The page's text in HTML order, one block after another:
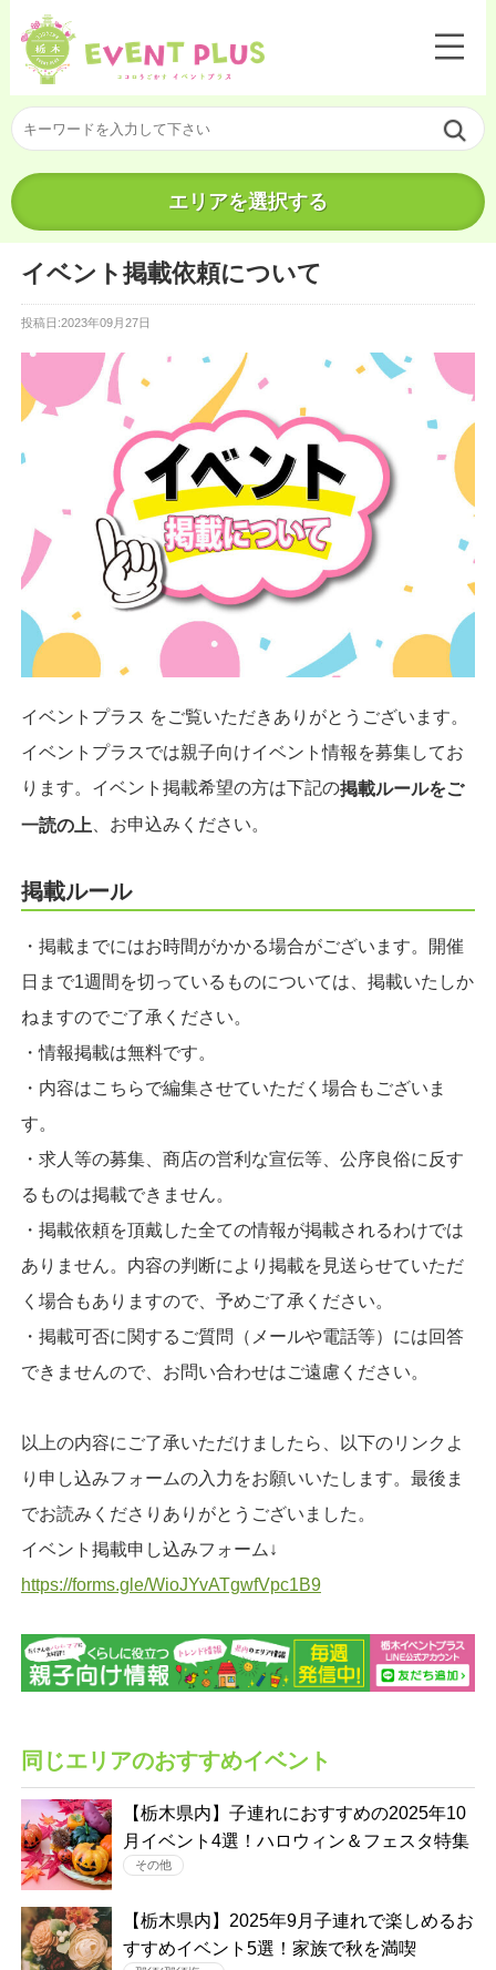
エリアを選択する
イベント掲載依頼について
投稿日:2023年09月27日
イベントプラス をご覧いただきありがとうございます。
イベントプラスでは親子向けイベント情報を募集してお
ります。イベント掲載希望の方は下記の掲載ルールをご
一読の上 、お申込みください。
掲載ルール
・掲載までにはお時間がかかる場合がございます。開催
日まで1週間を切っているものについては、掲載いたしか
ねますのでご了承ください。
・情報掲載は無料です。
・内容はこちらで編集させていただく場合もございま
す。
・求人等の募集、商店の営利な宣伝等、公序良俗に反す
るものは掲載できません。
・掲載依頼を頂戴した全ての情報が掲載されるわけでは
ありません。内容の判断により掲載を見送らせていただ
く場合もありますので、予めご了承ください。
・掲載可否に関するご質問（メールや電話等）には回答
できませんので、お問い合わせはご遠慮ください。
以上の内容にご了承いただけましたら、以下のリンクよ
り申し込みフォームの入力をお願いいたします。最後ま
でお読みくださりありがとうございました。
イベント掲載申し込みフォーム↓
https://forms.gle/WioJYvATgwfVpc1B9
同じエリアのおすすめイベント
【栃木県内】子連れにおすすめの2025年10
月イベント4選！ハロウィン＆フェスタ特集
その他
【栃木県内】2025年9月子連れで楽しめるお
すすめイベント5選！家族で秋を満喫